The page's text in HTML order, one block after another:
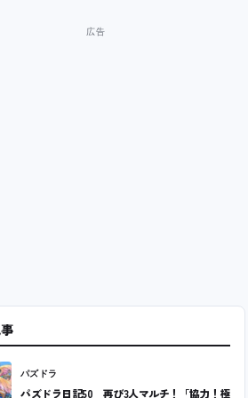
パズドラ
パズドラ日記50 再び3人マルチ！「協力！極